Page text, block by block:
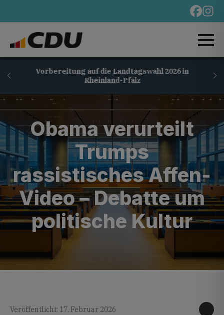
Vorbereitung auf die Landtagswahl 2026 in
Rheinland-Pfalz
Obama verurteilt
Trumps
rassistisches Affen-
Video – Debatte um
politische Kultur
Veröffentlicht: 17. Februar 2026